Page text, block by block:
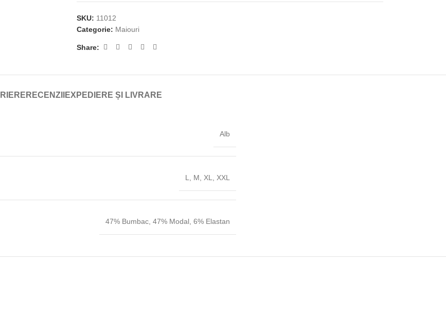
SKU: 11012
Categorie: Maiouri
Share:
RECENZII EXPEDIERE ȘI LIVRARE
Alb
L M XL XXL
47% Bumbac 47% Modal 6% Elastan